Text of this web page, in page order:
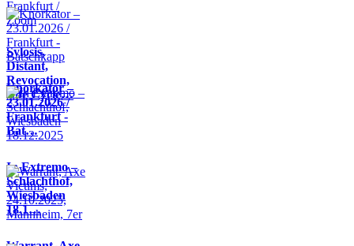
Sylosis,
Distant,
Revocation,
Life Cycle…
Knorkator –
23.01.2026 /
Frankfurt -
Bat…
In Extremo –
Schlachthof,
Wiesbaden
18.1…